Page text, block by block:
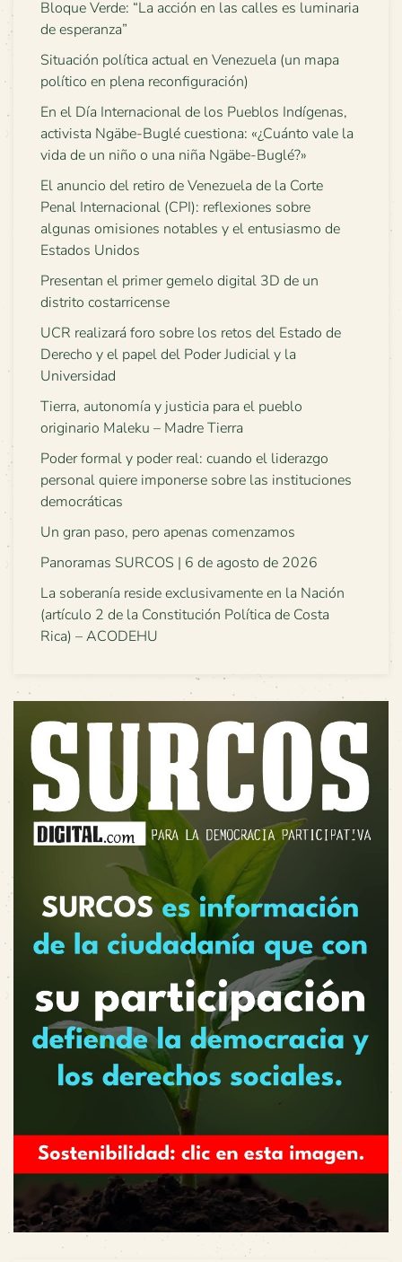
Bloque Verde: “La acción en las calles es luminaria
de esperanza”
Situación política actual en Venezuela (un mapa
político en plena reconfiguración)
En el Día Internacional de los Pueblos Indígenas,
activista Ngäbe-Buglé cuestiona: «¿Cuánto vale la
vida de un niño o una niña Ngäbe-Buglé?»
El anuncio del retiro de Venezuela de la Corte
Penal Internacional (CPI): reflexiones sobre
algunas omisiones notables y el entusiasmo de
Estados Unidos
Presentan el primer gemelo digital 3D de un
distrito costarricense
UCR realizará foro sobre los retos del Estado de
Derecho y el papel del Poder Judicial y la
Universidad
Tierra, autonomía y justicia para el pueblo
originario Maleku – Madre Tierra
Poder formal y poder real: cuando el liderazgo
personal quiere imponerse sobre las instituciones
democráticas
Un gran paso, pero apenas comenzamos
Panoramas SURCOS | 6 de agosto de 2026
La soberanía reside exclusivamente en la Nación
(artículo 2 de la Constitución Política de Costa
Rica) – ACODEHU